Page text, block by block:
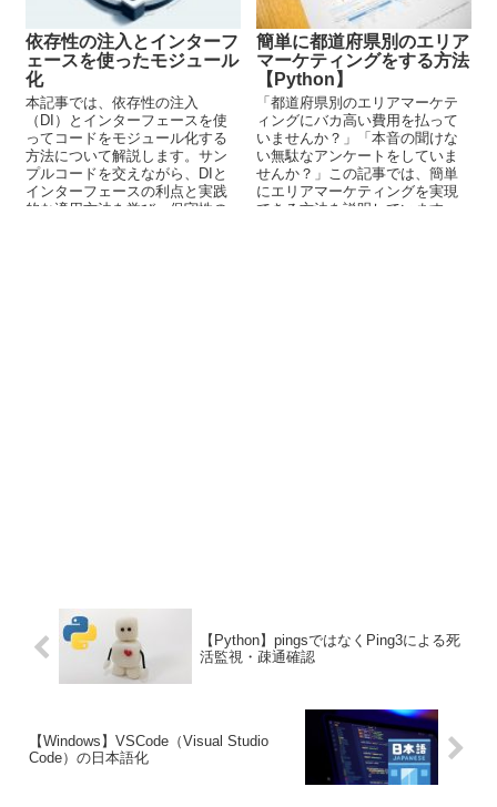
依存性の注入とインターフ
ェースを使ったモジュール
化
本記事では、依存性の注入
（DI）とインターフェースを使
ってコードをモジュール化する
方法について解説します。サン
プルコードを交えながら、DIと
インターフェースの利点と実践
的な適用方法を学び、保守性の
簡単に都道府県別のエリア
マーケティングをする方法
【Python】
「都道府県別のエリアマーケテ
ィングにバカ高い費用を払って
いませんか？」「本音の聞けな
い無駄なアンケートをしていま
せんか？」この記事では、簡単
にエリアマーケティングを実現
できる方法を説明しています。
【Python】pingsではなくPing3による死
活監視・疎通確認
【Windows】VSCode（Visual Studio
Code）の日本語化